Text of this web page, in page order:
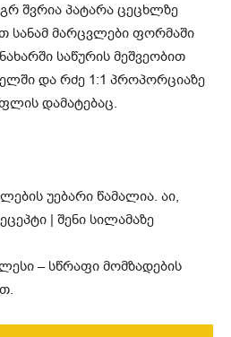
შვრია პატარა ცეცხლზე
მარცვლები ფორმაში
საწურის მეშვეობით
და რძე 1:1 პროპორციაზე
დამატებაც.
– სწრაფი მომზადების